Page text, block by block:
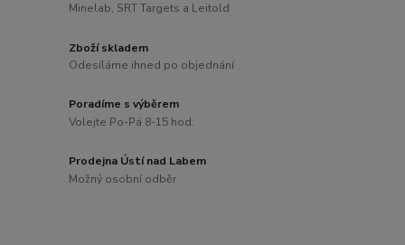
Minelab, SRT Targets a Leitold
Zboží skladem
Odesíláme ihned po objednání
Poradíme s výběrem
Volejte Po-Pá 8-15 hod.
Prodejna Ústí nad Labem
Možný osobní odběr